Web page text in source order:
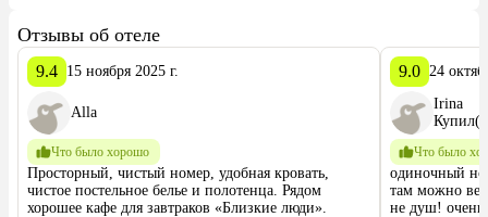
Отзывы об отеле
9.4 15 ноября 2025 г.
Alla
Что было хорошо
Просторный, чистый номер, удобная кровать,
чистое постельное белье и полотенца. Рядом
хорошее кафе для завтраков «Близкие люди».
9.0 24
Irina
Что было
одиночный
там можно
не душ! очень